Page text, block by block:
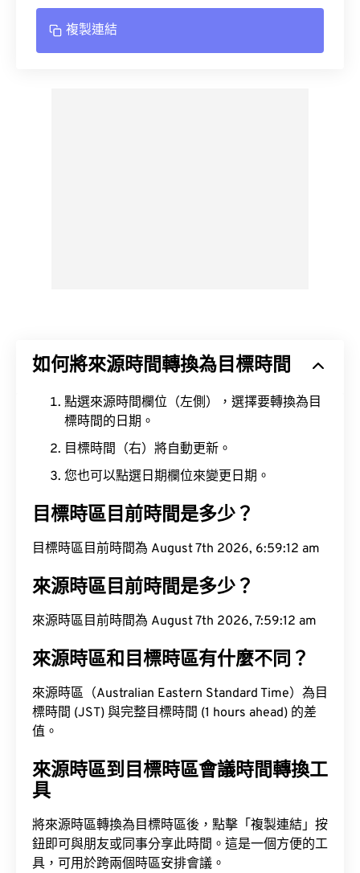
複製連結
如何將來源時間轉換為目標時間
點選來源時間欄位（左側），選擇要轉換為目
標時間的日期。
目標時間（右）將自動更新。
您也可以點選日期欄位來變更日期。
目標時區目前時間是多少？
目標時區目前時間為 August 7th 2026, 6:59:13 am
來源時區目前時間是多少？
來源時區目前時間為 August 7th 2026, 7:59:13 am
來源時區和目標時區有什麼不同？
來源時區（Australian Eastern Standard Time）為目
標時間 (JST) 與完整目標時間 (1 hours ahead) 的差
值。
來源時區到目標時區會議時間轉換工
具
將來源時區轉換為目標時區後，點擊「複製連結」按
鈕即可與朋友或同事分享此時間。這是一個方便的工
具，可用於跨兩個時區安排會議。